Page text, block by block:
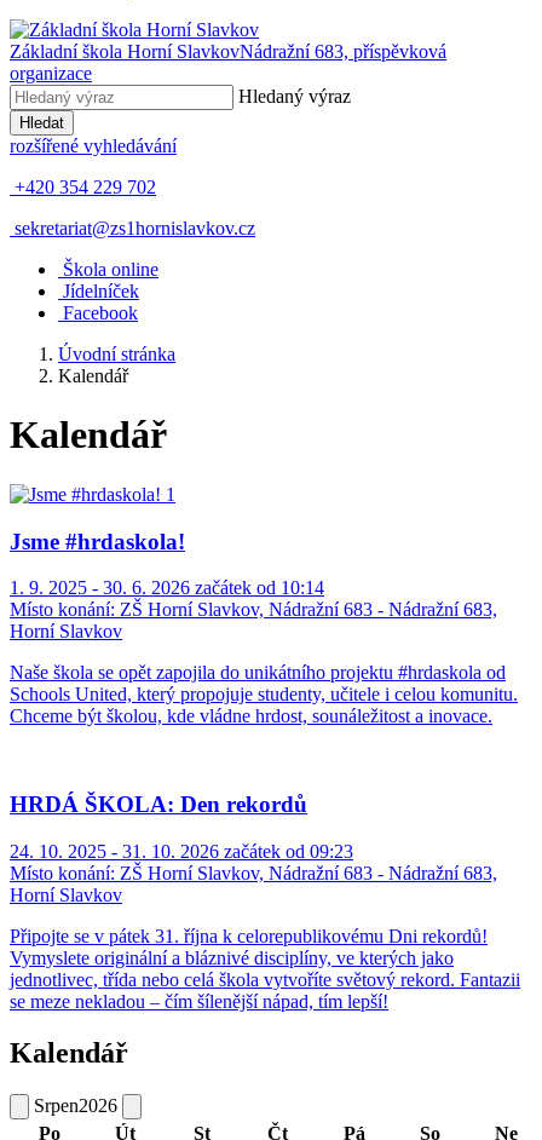
Základní škola Horní SlavkovNádražní 683, příspěvková
organizace
Hledaný výraz
Hledat
rozšířené vyhledávání
+420 354 229 702
sekretariat@zs1hornislavkov.cz
Škola online
Jídelníček
Facebook
Úvodní stránka
Kalendář
Kalendář
Jsme #hrdaskola!
1. 9. 2025 - 30. 6. 2026 začátek od 10:14
Místo konání: ZŠ Horní Slavkov, Nádražní 683 - Nádražní 683,
Horní Slavkov
Naše škola se opět zapojila do unikátního projektu #hrdaskola od
Schools United, který propojuje studenty, učitele i celou komunitu.
Chceme být školou, kde vládne hrdost, sounáležitost a inovace.
HRDÁ ŠKOLA: Den rekordů
24. 10. 2025 - 31. 10. 2026 začátek od 09:23
Místo konání: ZŠ Horní Slavkov, Nádražní 683 - Nádražní 683,
Horní Slavkov
Připojte se v pátek 31. října k celorepublikovému Dni rekordů!
Vymyslete originální a bláznivé disciplíny, ve kterých jako
jednotlivec, třída nebo celá škola vytvoříte světový rekord. Fantazii
se meze nekladou – čím šílenější nápad, tím lepší!
Kalendář
Srpen2026
Po
Út St Čt Pá So
Ne